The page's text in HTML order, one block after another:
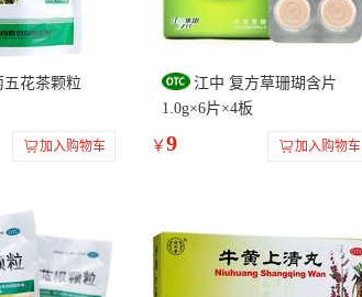
五花茶颗粒
加入购物车
江中 复方草珊瑚含片
1.0g×6片×4板
￥ 9 加入购物车